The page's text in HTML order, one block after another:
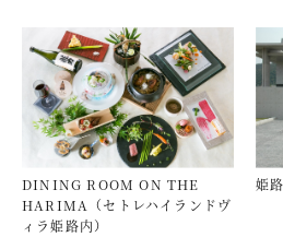
DINING ROOM ON THE
HARIMA（セトレハイランドヴ
ィラ姫路内）
姫